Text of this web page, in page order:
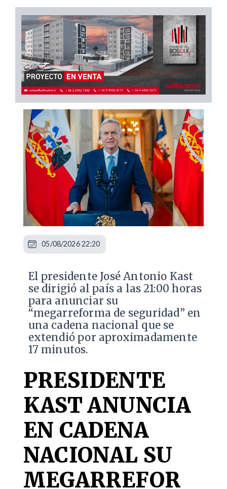
El presidente José Antonio Kast
se dirigió al país a las 21:00 horas
para anunciar su
“megarreforma de seguridad” en
una cadena nacional que se
extendió por aproximadamente
17 minutos.
PRESIDENTE
KAST ANUNCIA
EN CADENA
NACIONAL SU
MEGARREFOR
05/08/2026 22:20